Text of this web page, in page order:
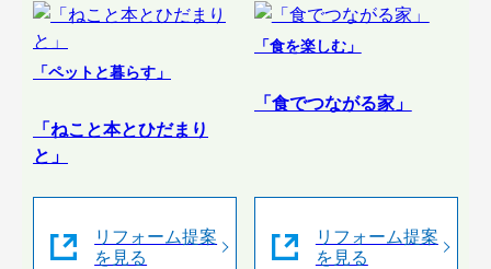
「ペットと暮らす」
「ねこと本とひだまり
と」
リフォーム提案
を見る
「食を楽しむ」
「食でつながる家」
リフォーム提案
を見る